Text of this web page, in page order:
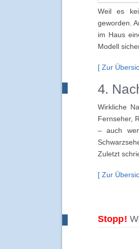
Weil es
geworden.
im Haus
Modell
[ Zur
4.
Wirkliche
Fernseher,
– auch
Zuletzt
[ Zur
Stopp!